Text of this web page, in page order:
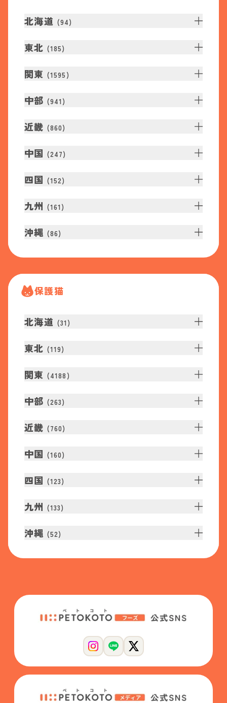
北海道 (94)
東北 (185)
関東 (1595 )
中部 (941 )
近畿 (860)
中国 (247)
四国 (152)
九州 (161 )
沖縄 (86)
保護猫
北海道 (31 )
東北 (119)
関東 (4188 )
中部 (263)
近畿 (760)
中国 (160)
四国 (123)
九州 (133)
沖縄 (52)